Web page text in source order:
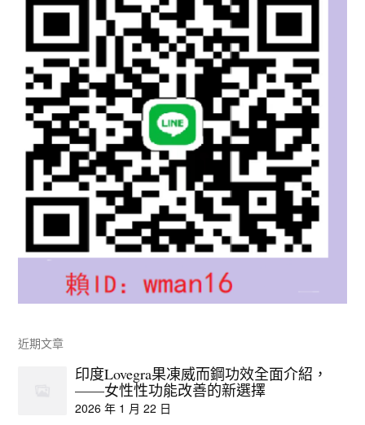
近期文章
印度Lovegra果凍威而鋼功效全面介紹，
——女性性功能改善的新選擇
2026 年 1 月 22 日